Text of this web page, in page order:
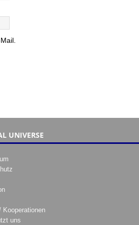
UNIVERSE
Kooperationen
uns